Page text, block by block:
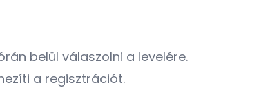
belül válaszolni a levelére.
a regisztrációt.